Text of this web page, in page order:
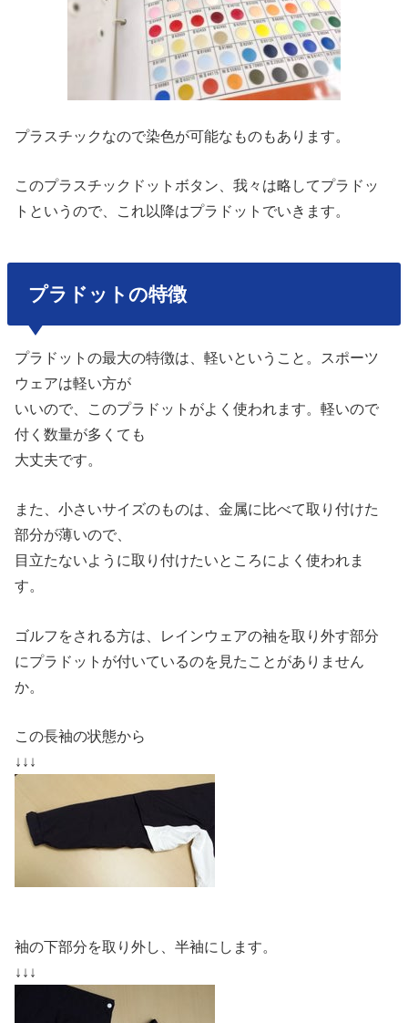
プラスチックなので染色が可能なものもあります。
このプラスチックドットボタン、我々は略してプラドッ
トというので、 これ以降はプラドットでいきます。
プラドットの特徴
プラドットの最大の特徴は、軽いということ。 スポーツ
ウェアは軽い方が
いいので、このプラドットがよく使われます。軽いので
付く数量が多くても
大丈夫です。
また、小さいサイズのものは、金属に比べて取り付けた
部分が薄いので、
目立たないように取り付けたいところに よく使われま
す。
ゴルフをされる方は、 レインウェアの袖を取り外す部分
にプラドットが付いているのを見たことがありません
か。
この長袖の状態から
↓↓↓
袖の下部分を取り外し、半袖にします。
↓↓↓